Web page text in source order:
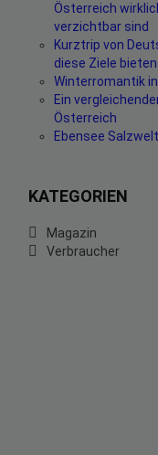
Österreich
verzichtbar sind
Kurztrip von
diese Ziele
Winterromantik
Ein
Österreich
Ebensee
KATEGORIEN
Magazin
Verbraucher